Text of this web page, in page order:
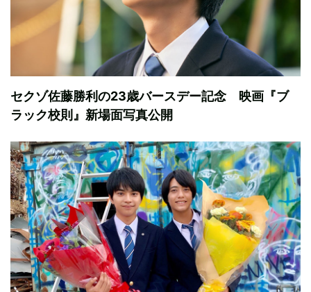
セクゾ佐藤勝利の23歳バースデー記念 映画『ブ
ラック校則』新場面写真公開